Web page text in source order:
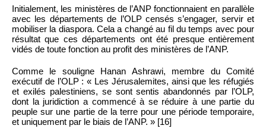
Initialement, les ministères de l’ANP fonctionnaient en parallèle
avec les départements de l’OLP censés s’engager, servir et
mobiliser la diaspora. Cela a changé au fil du temps avec pour
résultat que ces départements ont été presque entièrement
vidés de toute fonction au profit des ministères de l’ANP.
Comme le souligne Hanan Ashrawi, membre du Comité
exécutif de l’OLP : « Les Jérusalemites, ainsi que les réfugiés
et exilés palestiniens, se sont sentis abandonnés par l’OLP,
dont la juridiction a commencé à se réduire à une partie du
peuple sur une partie de la terre pour une période temporaire,
et uniquement par le biais de l’ANP. » [16]